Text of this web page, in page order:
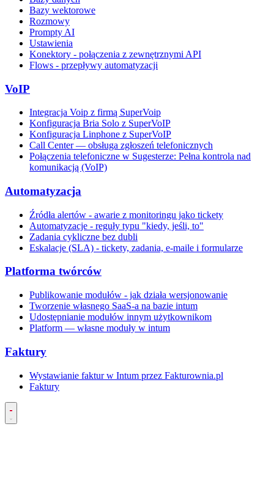
Bazy wektorowe
Rozmowy
Prompty AI
Ustawienia
Konektory - połączenia z zewnętrznymi API
Flows - przepływy automatyzacji
VoIP
Integracja Voip z firmą SuperVoip
Konfiguracja Bria Solo z SuperVoIP
Konfiguracja Linphone z SuperVoIP
Call Center — obsługa zgłoszeń telefonicznych
Połączenia telefoniczne w Sugesterze: Pełna kontrola nad
komunikacją (VoIP)
Automatyzacja
Źródła alertów - awarie z monitoringu jako tickety
Automatyzacje - reguły typu "kiedy, jeśli, to"
Zadania cykliczne bez dubli
Eskalacje (SLA) - tickety, zadania, e-maile i formularze
Platforma twórców
Publikowanie modułów - jak działa wersjonowanie
Tworzenie własnego SaaS-a na bazie intum
Udostępnianie modułów innym użytkownikom
Platform — własne moduły w intum
Faktury
Wystawianie faktur w Intum przez Fakturownia.pl
Faktury